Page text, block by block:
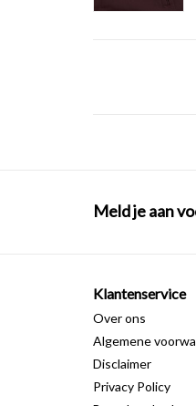
Meld je aan
Klantenservice
Over ons
Algemene
Disclaimer
Privacy Policy